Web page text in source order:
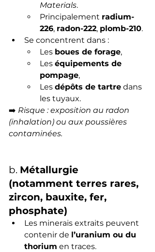
Materials.
Principalement radium-
226, radon-222, plomb-210.
Se concentrent dans :
Les boues de forage,
Les équipements de
pompage,
Les dépôts de tartre dans
les tuyaux.
➡️ Risque : exposition au radon
(inhalation) ou aux poussières
contaminées.
b. Métallurgie
(notamment terres rares,
zircon, bauxite, fer,
phosphate)
Les minerais extraits peuvent
contenir de l’uranium ou du
thorium en traces.